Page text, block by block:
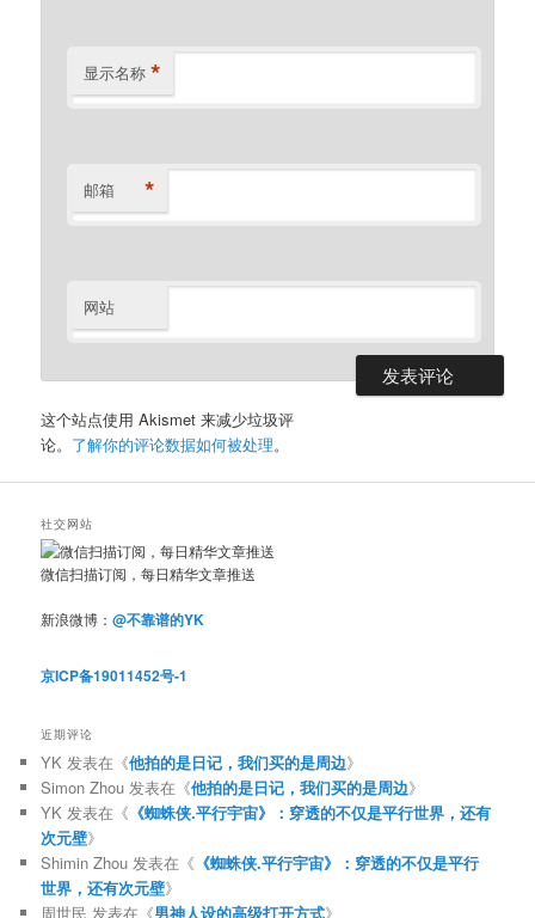
显示名称 *
邮箱 *
网站
这个站点使用 Akismet 来减少垃圾评
论。 了解你的评论数据如何被处理。
社交网站
微信扫描订阅，每日精华文章推送
新浪微博：@不靠谱的YK
京ICP备19011452号-1
近期评论
YK 发表在《他拍的是日记，我们买的是周边》
Simon Zhou 发表在《他拍的是日记，我们买的是周边》
YK 发表在《 《蜘蛛侠.平行宇宙》：穿透的不仅是平行世界，还有
次元壁》
Shimin Zhou 发表在《 《蜘蛛侠.平行宇宙》：穿透的不仅是平行
世界，还有次元壁》
周世民 发表在《男神人设的高级打开方式》